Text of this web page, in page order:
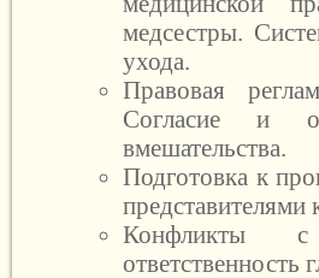
медсестры.
ухода.
Правовая
Согласие и
вмешательства.
Подготовка к
Конфликты
ответственность